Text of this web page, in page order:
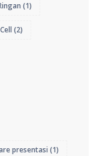
(1)
(2)
presentasi (1)